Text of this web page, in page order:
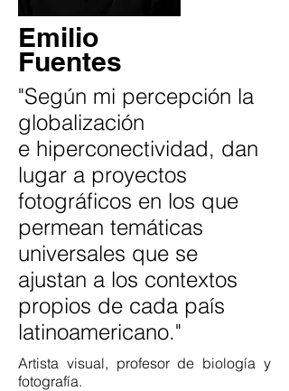
Emilio
Fuentes
"Según mi percepción la
globalización
e hiperconectividad, dan
lugar a proyectos
fotográficos en los que
permean temáticas
universales que se
ajustan a los contextos
propios de cada país
latinoamericano."
Artista visual, profesor de biología y
fotografía.